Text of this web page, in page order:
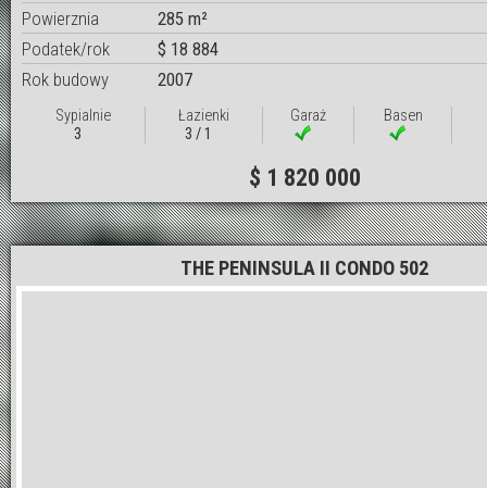
Powierznia
285 m²
Podatek/rok
$ 18 884
Rok budowy
2007
Sypialnie
3
Łazienki
3 / 1
Garaż Basen
$ 1 820 000
THE PENINSULA II CONDO 502